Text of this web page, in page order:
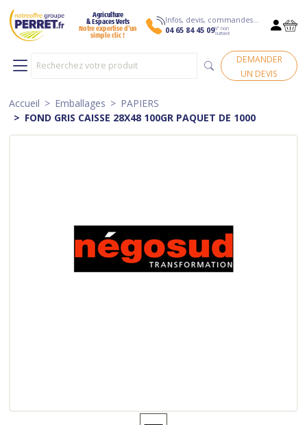
Agriculture
& Espaces Verts
Notre expertise d’un
simple clic !
Infos, devis, commandes…
04 65 84 45 09N° non
surtaxé
DEMANDER
UN DEVIS
Accueil Emballages
PAPIERS
FOND GRIS CAISSE 28X48 100GR PAQUET DE 1000